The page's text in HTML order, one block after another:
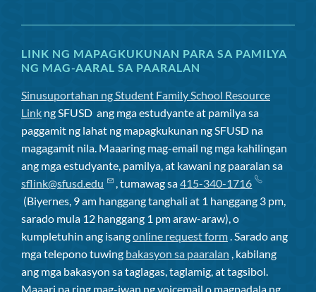
LINK NG MAPAGKUKUNAN PARA SA PAMILYA
NG MAG-AARAL SA PAARALAN
Sinusuportahan ng Student Family School Resource
Link ng SFUSD ang mga estudyante at pamilya sa
paggamit ng lahat ng mapagkukunan ng SFUSD na
magagamit nila. Maaaring mag-email ng mga kahilingan
ang mga estudyante, pamilya, at kawani ng paaralan sa
sflink@sfusd.edu
, tumawag sa415-340-1716
(Biyernes, 9 am hanggang tanghali at 1 hanggang 3 pm,
sarado mula 12 hanggang 1 pm araw-araw), o
kumpletuhin ang isangonline request form . Sarado ang
mga telepono tuwing bakasyon sa paaralan , kabilang
ang mga bakasyon sa taglagas, taglamig, at tagsibol.
Maaari pa ring mag-iwan ng voicemail o magpadala ng